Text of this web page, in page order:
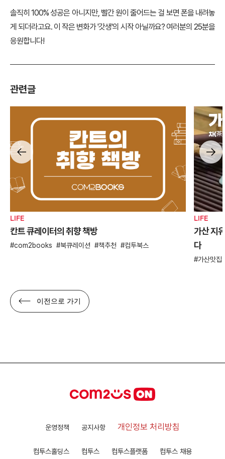
솔직히 100% 성공은 아니지만, 빨간 원이 줄어드는 걸 보면 폰을 내려놓
게 되더라고요. 이 작은 변화가 '갓생'의 시작 아닐까요? 여러분의 25분을
응원합니다!
관련글
LIFE
칸트 큐레이터의 취향 책방
com2books 북큐레이션 책추천 컴투북스
LIFE
가산 지
다
가산맛집
이전으로 가기
운영정책 공지사항 개인정보 처리방침
컴투스홀딩스 컴투스 컴투스플랫폼 컴투스 채용